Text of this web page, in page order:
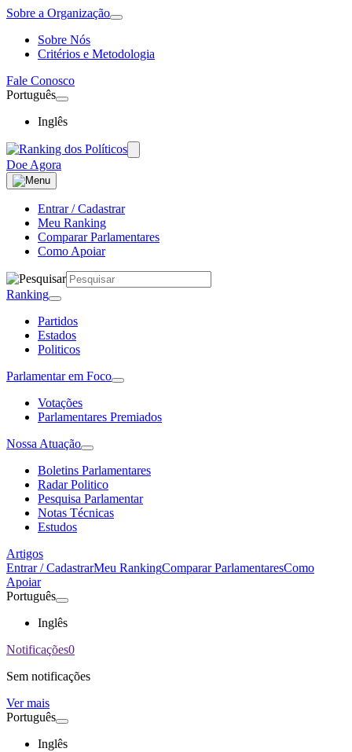
Sobre a Organização
Sobre Nós
Critérios e Metodologia
Fale Conosco
Português
Inglês
Doe Agora
Entrar / Cadastrar
Meu Ranking
Comparar Parlamentares
Como Apoiar
Ranking
Partidos
Estados
Politicos
Parlamentar em Foco
Votações
Parlamentares Premiados
Nossa Atuação
Boletins Parlamentares
Radar Politico
Pesquisa Parlamentar
Notas Técnicas
Estudos
Artigos
Entrar / CadastrarMeu RankingComparar ParlamentaresComo
Apoiar
Português
Inglês
Notificações0
Sem notificações
Ver mais
Português
Inglês